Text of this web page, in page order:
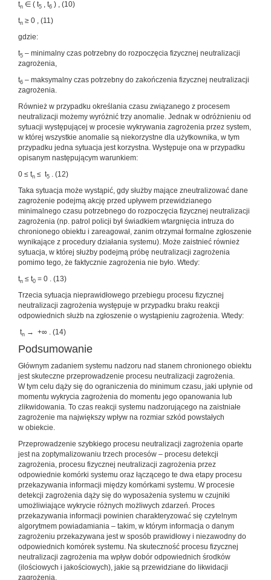
tn ∈ ( t5 , t6 ) , (10)
tn ≥ 0 , (11)
gdzie:
t5 – minimalny czas potrzebny do rozpoczęcia fizycznej neutralizacji
zagrożenia,
t6 – maksymalny czas potrzebny do zakończenia fizycznej neutralizacji
zagrożenia.
Również w przypadku określania czasu związanego z procesem
neutralizacji możemy wyróżnić trzy anomalie. Jednak w odróżnieniu od
sytuacji występującej w procesie wykrywania zagrożenia przez system,
w której wszystkie anomalie są niekorzystne dla użytkownika, w tym
przypadku jedna sytuacja jest korzystna. Występuje ona w przypadku
opisanym następującym warunkiem:
0 ≤ tn ≤ t5 . (12)
Taka sytuacja może wystąpić, gdy służby mające zneutralizować dane
zagrożenie podejmą akcję przed upływem przewidzianego
minimalnego czasu potrzebnego do rozpoczęcia fizycznej neutralizacji
zagrożenia (np. patrol policji był świadkiem wtargnięcia intruza do
chronionego obiektu i zareagował, zanim otrzymał formalne zgłoszenie
wynikające z procedury działania systemu). Może zaistnieć również
sytuacja, w której służby podejmą próbę neutralizacji zagrożenia
pomimo tego, że faktycznie zagrożenia nie było. Wtedy:
tn ≤ t0 = 0 . (13)
Trzecia sytuacja nieprawidłowego przebiegu procesu fizycznej
neutralizacji zagrożenia występuje w przypadku braku reakcji
odpowiednich służb na zgłoszenie o wystąpieniu zagrożenia. Wtedy:
tn → +∞ . (14)
Podsumowanie
Głównym zadaniem systemu nadzoru nad stanem chronionego obiektu
jest skuteczne przeprowadzenie procesu neutralizacji zagrożenia.
W tym celu dąży się do ograniczenia do minimum czasu, jaki upłynie od
momentu wykrycia zagrożenia do momentu jego opanowania lub
zlikwidowania. To czas reakcji systemu nadzorującego na zaistniałe
zagrożenie ma największy wpływ na rozmiar szkód powstałych
w obiekcie.
Przeprowadzenie szybkiego procesu neutralizacji zagrożenia oparte
jest na zoptymalizowaniu trzech procesów – procesu detekcji
zagrożenia, procesu fizycznej neutralizacji zagrożenia przez
odpowiednie komórki systemu oraz łączącego te dwa etapy procesu
przekazywania informacji między komórkami systemu. W procesie
detekcji zagrożenia dąży się do wyposażenia systemu w czujniki
umożliwiające wykrycie różnych możliwych zdarzeń. Proces
przekazywania informacji powinien charakteryzować się czytelnym
algorytmem powiadamiania – takim, w którym informacja o danym
zagrożeniu przekazywana jest w sposób prawidłowy i niezawodny do
odpowiednich komórek systemu. Na skuteczność procesu fizycznej
neutralizacji zagrożenia ma wpływ dobór odpowiednich środków
(ilościowych i jakościowych), jakie są przewidziane do likwidacji
zagrożenia.